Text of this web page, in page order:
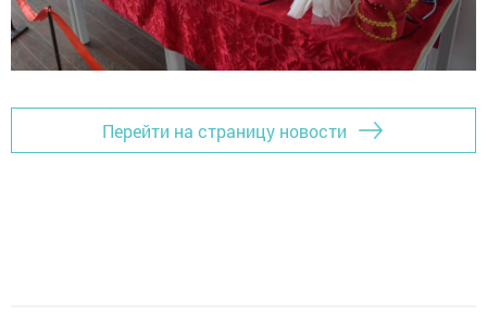
Перейти на страницу новости